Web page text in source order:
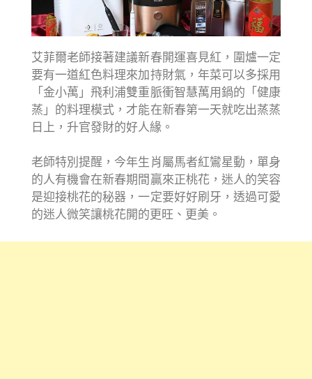
艾菲爾老師接著建議新春開運喜見紅，圍爐一定
要有一道紅色料理來加持財氣，年菜可以多採用
「金小萬」飛利浦雙重脈衝智慧萬用鍋的「健康
蒸」的料理模式，才能在新春第一天就吃出蒸蒸
日上，升官發財的好人緣。
老師特別提醒，今年生肖屬馬者紅鸞星動，單身
的人有機會在新春期間贏來正桃花，迷人的笑容
是迎接桃花的秘器，一定要好好刷牙，透過可愛
的迷人微笑讓桃花開的更旺、更美。